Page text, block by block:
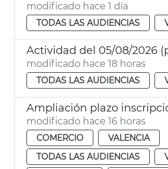
modificado hace 1 día
TODAS LAS AUDIENCIAS
Actividad del 05/08/2026
modificado hace 18 horas
TODAS LAS AUDIENCIAS
modificado hace 16 horas
COMERCIO
VALENCIA
TODAS LAS AUDIENCIAS